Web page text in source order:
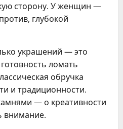
сторону. У женщин —
глубокой
украшений — это
ломать
обручка
и традиционности.
— о креативности
внимание.